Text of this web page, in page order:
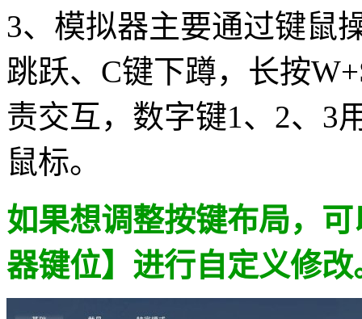
3、模拟器主要通过键鼠
跳跃、C键下蹲，长按
责交互，数字键1、2、3
鼠标。
如果想调整按键布局，
器键位】进行自定义修改